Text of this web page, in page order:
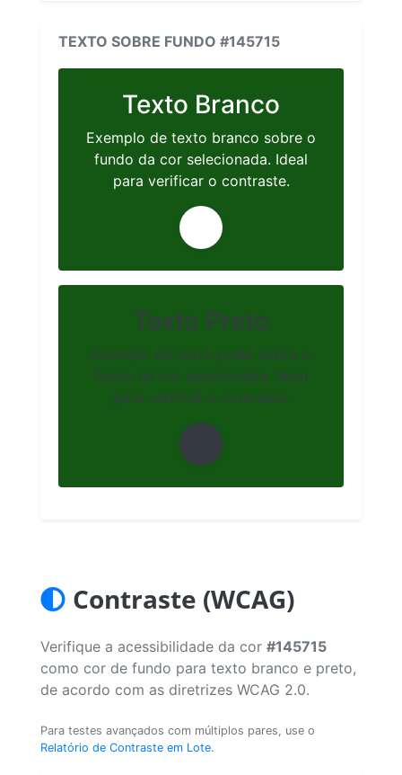
TEXTO SOBRE FUNDO #145715
Texto Branco
Exemplo de texto branco sobre o
fundo da cor selecionada. Ideal
para verificar o contraste.
Texto Preto
Exemplo de texto preto sobre o
fundo da cor selecionada. Ideal
para verificar o contraste.
Contraste (WCAG)
Verifique a acessibilidade da cor #145715
como cor de fundo para texto branco e preto,
de acordo com as diretrizes WCAG 2.0.
Para testes avançados com múltiplos pares, use o
Relatório de Contraste em Lote.